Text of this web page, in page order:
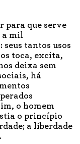
para que serve
a mil
seus tantos usos
toca, excita,
deixa sem
há
o homem
o princípio
a liberdade